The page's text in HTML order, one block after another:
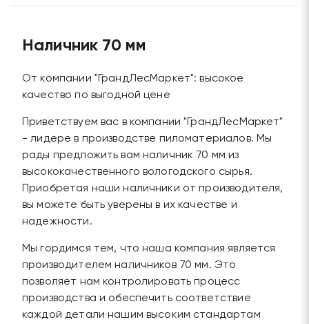
Наличник 70 мм
От компании "ГрандЛесМаркет": высокое
качество по выгодной цене
Приветствуем вас в компании "ГрандЛесМаркет"
- лидере в производстве пиломатериалов. Мы
рады предложить вам наличник 70 мм из
высококачественного вологодского сырья.
Приобретая наши наличники от производителя,
вы можете быть уверены в их качестве и
надежности.
Мы гордимся тем, что наша компания является
производителем наличников 70 мм. Это
позволяет нам контролировать процесс
производства и обеспечить соответствие
каждой детали нашим высоким стандартам